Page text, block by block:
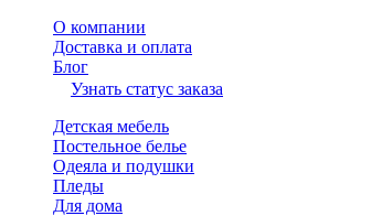
О компании
Доставка и оплата
Блог
Узнать статус заказа
Детская мебель
Постельное белье
Одеяла и подушки
Пледы
Для дома